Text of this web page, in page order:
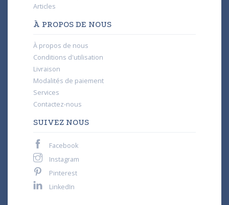
Articles
À PROPOS DE NOUS
À propos de nous
Conditions d'utilisation
Livraison
Modalités de paiement
Services
Contactez-nous
SUIVEZ NOUS
Facebook
Instagram
Pinterest
LinkedIn